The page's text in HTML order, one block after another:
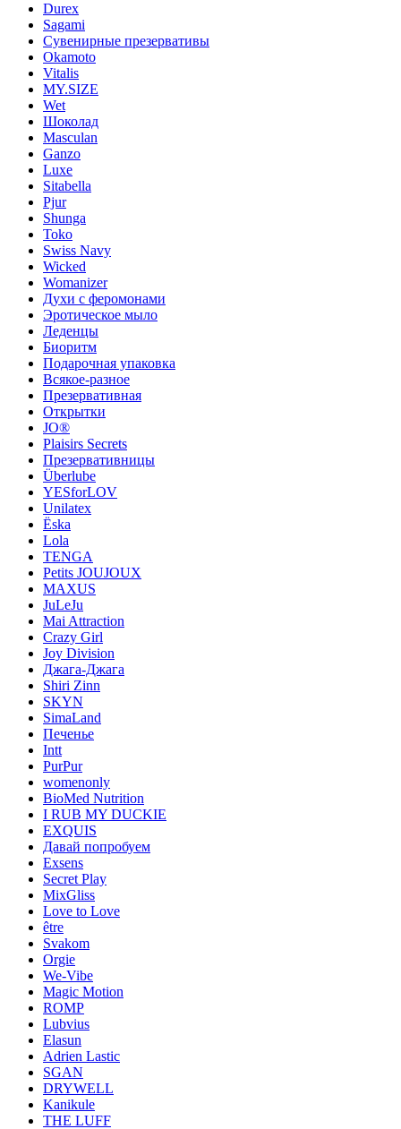
Durex
Sagami
Сувенирные презервативы
Okamoto
Vitalis
MY.SIZE
Wet
Шоколад
Masculan
Ganzo
Luxe
Sitabella
Pjur
Shunga
Toko
Swiss Navy
Wicked
Womanizer
Духи с феромонами
Эротическое мыло
Леденцы
Биоритм
Подарочная упаковка
Всякое-разное
Презервативная
Открытки
JO®
Plaisirs Secrets
Презервативницы
Überlube
YESforLOV
Unilatex
Ёska
Lola
TENGA
Petits JOUJOUX
MAXUS
JuLeJu
Mai Attraction
Crazy Girl
Joy Division
Джага-Джага
Shiri Zinn
SKYN
SimaLand
Печенье
Intt
PurPur
womenonly
BioMed Nutrition
I RUB MY DUCKIE
EXQUIS
Давай попробуем
Exsens
Secret Play
MixGliss
Love to Love
être
Svakom
Orgie
We-Vibe
Magic Motion
ROMP
Lubvius
Elasun
Adrien Lastic
SGAN
DRYWELL
Kanikule
THE LUFF